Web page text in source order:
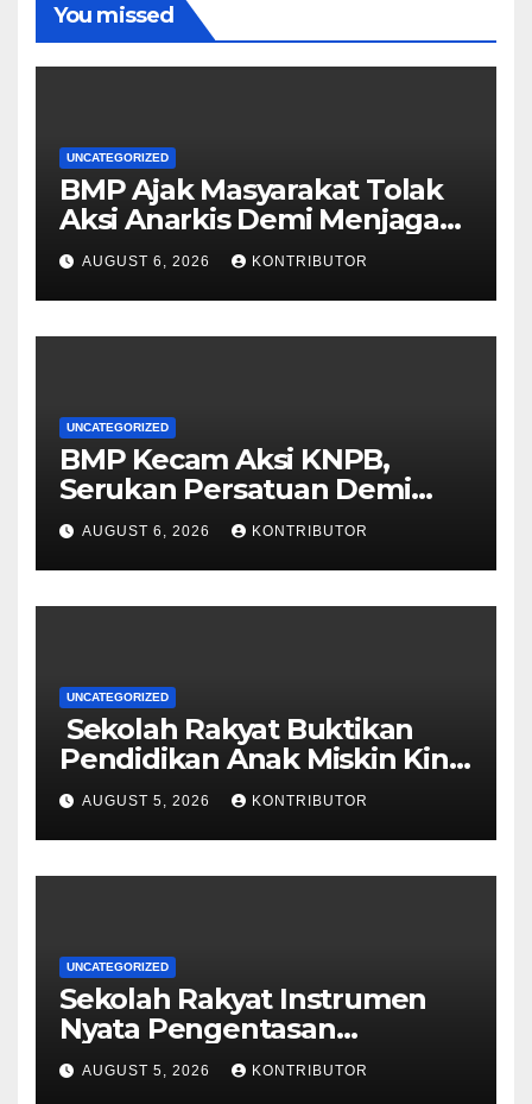
You missed
UNCATEGORIZED
BMP Ajak Masyarakat Tolak
Aksi Anarkis Demi Menjaga
Keamanan dan
Pembangunan Papua
AUGUST 6, 2026 KONTRIBUTOR
UNCATEGORIZED
BMP Kecam Aksi KNPB,
Serukan Persatuan Demi
Papua yang Kondusif
AUGUST 6, 2026 KONTRIBUTOR
UNCATEGORIZED
Sekolah Rakyat Buktikan
Pendidikan Anak Miskin Kini
Menjadi Prioritas Negara
AUGUST 5, 2026 KONTRIBUTOR
UNCATEGORIZED
Sekolah Rakyat Instrumen
Nyata Pengentasan
Kemiskinan Antargenerasi
AUGUST 5, 2026 KONTRIBUTOR